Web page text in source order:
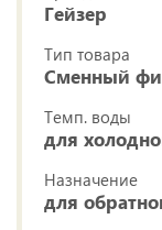
Гейзер
Тип товара
Сменный
Темп. воды
для
Назначение
для